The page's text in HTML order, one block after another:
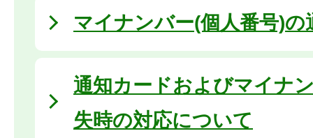
マイナンバー(個人番号)の
通知カードおよびマイナ
失時の対応について